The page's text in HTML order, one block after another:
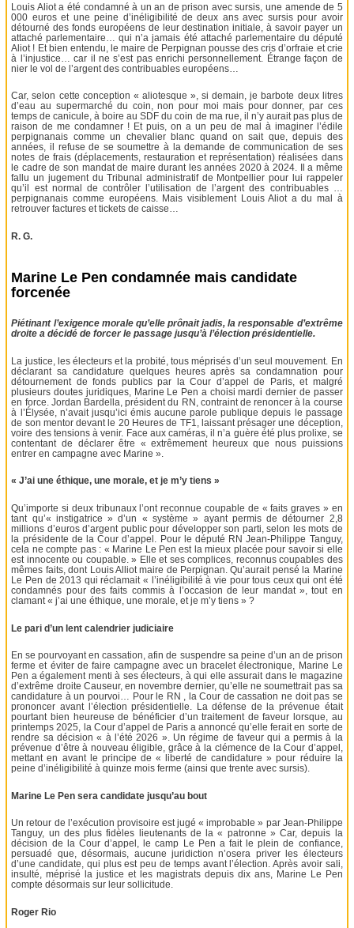
Louis Aliot a été condamné à un an de prison avec sursis, une amende de 5
000 euros et une peine d’inéligibilité de deux ans avec sursis pour avoir
détourné des fonds européens de leur destination initiale, à savoir payer un
attaché parlementaire… qui n’a jamais été attaché parlementaire du député
Aliot ! Et bien entendu, le maire de Perpignan pousse des cris d’orfraie et crie
à l’injustice… car il ne s’est pas enrichi personnellement. Étrange façon de
nier le vol de l’argent des contribuables européens…
Car, selon cette conception « aliotesque », si demain, je barbote deux litres
d’eau au supermarché du coin, non pour moi mais pour donner, par ces
temps de canicule, à boire au SDF du coin de ma rue, il n’y aurait pas plus de
raison de me condamner ! Et puis, on a un peu de mal à imaginer l’édile
perpignanais comme un chevalier blanc quand on sait que, depuis des
années, il refuse de se soumettre à la demande de communication de ses
notes de frais (déplacements, restauration et représentation) réalisées dans
le cadre de son mandat de maire durant les années 2020 à 2024. Il a même
fallu un jugement du Tribunal administratif de Montpellier pour lui rappeler
qu’il est normal de contrôler l’utilisation de l’argent des contribuables …
perpignanais comme européens. Mais visiblement Louis Aliot a du mal à
retrouver factures et tickets de caisse…
R. G.
Marine Le Pen condamnée mais candidate
forcenée
Piétinant l’exigence morale qu’elle prônait jadis, la responsable d’extrême
droite a décidé de forcer le passage jusqu’à l’élection présidentielle.
La justice, les électeurs et la probité, tous méprisés d’un seul mouvement. En
déclarant sa candidature quelques heures après sa condamnation pour
détournement de fonds publics par la Cour d’appel de Paris, et malgré
plusieurs doutes juridiques, Marine Le Pen a choisi mardi dernier de passer
en force. Jordan Bardella, président du RN, contraint de renoncer à la course
à l’Élysée, n’avait jusqu’ici émis aucune parole publique depuis le passage
de son mentor devant le 20 Heures de TF1, laissant présager une déception,
voire des tensions à venir. Face aux caméras, il n’a guère été plus prolixe, se
contentant de déclarer être « extrêmement heureux que nous puissions
entrer en campagne avec Marine ».
« J’ai une éthique, une morale, et je m’y tiens »
Qu’importe si deux tribunaux l’ont reconnue coupable de « faits graves » en
tant qu’« instigatrice » d’un « système » ayant permis de détourner 2,8
millions d’euros d’argent public pour développer son parti, selon les mots de
la présidente de la Cour d’appel. Pour le député RN Jean-Philippe Tanguy,
cela ne compte pas : « Marine Le Pen est la mieux placée pour savoir si elle
est innocente ou coupable. » Elle et ses complices, reconnus coupables des
mêmes faits, dont Louis Alliot maire de Perpignan. Qu’aurait pensé la Marine
Le Pen de 2013 qui réclamait « l’inéligibilité à vie pour tous ceux qui ont été
condamnés pour des faits commis à l’occasion de leur mandat », tout en
clamant « j’ai une éthique, une morale, et je m’y tiens » ?
Le pari d’un lent calendrier judiciaire
En se pourvoyant en cassation, afin de suspendre sa peine d’un an de prison
ferme et éviter de faire campagne avec un bracelet électronique, Marine Le
Pen a également menti à ses électeurs, à qui elle assurait dans le magazine
d’extrême droite Causeur, en novembre dernier, qu’elle ne soumettrait pas sa
candidature à un pourvoi… Pour le RN , la Cour de cassation ne doit pas se
prononcer avant l’élection présidentielle. La défense de la prévenue était
pourtant bien heureuse de bénéficier d’un traitement de faveur lorsque, au
printemps 2025, la Cour d’appel de Paris a annoncé qu’elle ferait en sorte de
rendre sa décision « à l’été 2026 ». Un régime de faveur qui a permis à la
prévenue d’être à nouveau éligible, grâce à la clémence de la Cour d’appel,
mettant en avant le principe de « liberté de candidature » pour réduire la
peine d’inéligibilité à quinze mois ferme (ainsi que trente avec sursis).
Marine Le Pen sera candidate jusqu’au bout
Un retour de l’exécution provisoire est jugé « improbable » par Jean-Philippe
Tanguy, un des plus fidèles lieutenants de la « patronne » Car, depuis la
décision de la Cour d’appel, le camp Le Pen a fait le plein de confiance,
persuadé que, désormais, aucune juridiction n’osera priver les électeurs
d’une candidate, qui plus est peu de temps avant l’élection. Après avoir sali,
insulté, méprisé la justice et les magistrats depuis dix ans, Marine Le Pen
compte désormais sur leur sollicitude.
Roger Rio